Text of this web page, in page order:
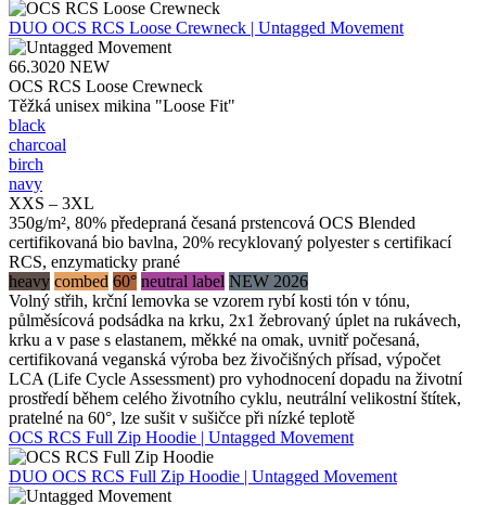
DUO OCS RCS Loose Crewneck | Untagged Movement
66.3020 NEW
OCS RCS Loose Crewneck
Těžká unisex mikina "Loose Fit"
black
charcoal
birch
navy
XXS – 3XL
350g/m², 80% předepraná česaná prstencová OCS Blended
certifikovaná bio bavlna, 20% recyklovaný polyester s certifikací
RCS, enzymaticky prané
heavy combed 60° neutral label NEW 2026
Volný střih, krční lemovka se vzorem rybí kosti tón v tónu,
půlměsícová podsádka na krku, 2x1 žebrovaný úplet na rukávech,
krku a v pase s elastanem, měkké na omak, uvnitř počesaná,
certifikovaná veganská výroba bez živočišných přísad, výpočet
LCA (Life Cycle Assessment) pro vyhodnocení dopadu na životní
prostředí během celého životního cyklu, neutrální velikostní štítek,
pratelné na 60°, lze sušit v sušičce při nízké teplotě
OCS RCS Full Zip Hoodie | Untagged Movement
DUO OCS RCS Full Zip Hoodie | Untagged Movement